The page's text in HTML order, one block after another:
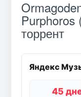
Purphoros
торрент
Яндекс
45